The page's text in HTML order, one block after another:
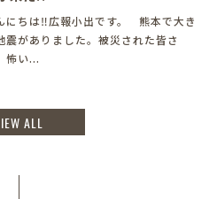
にちは‼︎広報小出です。 熊本で大き
震がありました。被災された皆さ
怖い...
ALL